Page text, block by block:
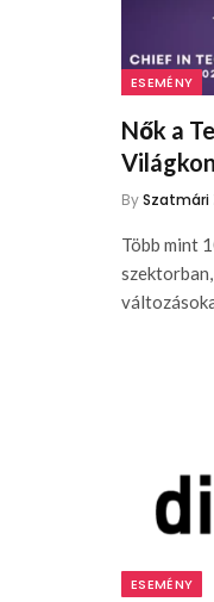
ESEMÉNY
Nők a
BySzatmári
Több mint
ESEMÉNY